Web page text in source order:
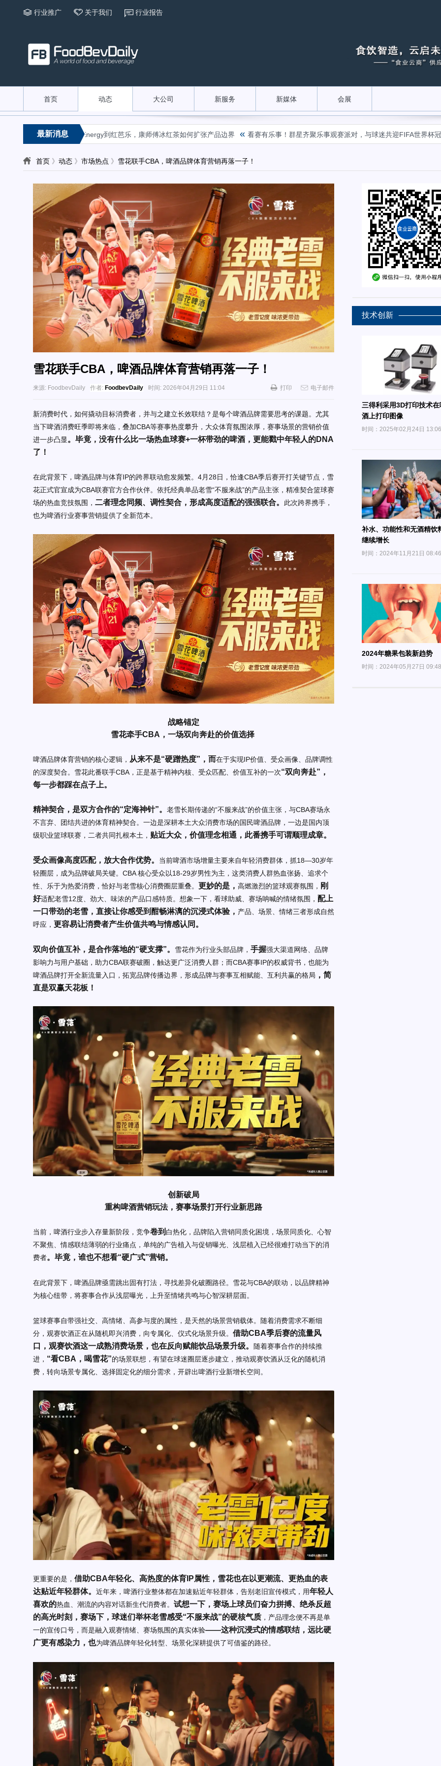
行业推广 关于我们 行业报告
首页 动态 大公司 新服务 新媒体 会展
最新消息
« 从Energy到红芭乐，康师傅冰红茶如何扩张产品边界 « 看赛有乐事！群星齐聚乐事观赛派对，与球迷共迎FIFA世界杯冠军时刻
首页 》 动态 》 市场热点 》 雪花联手CBA，啤酒品牌体育营销再落一子！
雪花联手CBA，啤酒品牌体育营销再落一子！
来源: FoodbevDaily 作者: FoodbevDaily 时间: 2026年04月29日 11:04 打印 电子邮件
新消费时代，如何撬动目标消费者，并与之建立长效联结？是每个啤酒品牌需要思考的课题。尤其
当下啤酒消费旺季即将来临，叠加CBA等赛事热度攀升，大众体育氛围浓厚，赛事场景的营销价值
进一步凸显。毕竟，没有什么比一场热血球赛+一杯带劲的啤酒，更能戳中年轻人的DNA
了！
在此背景下，啤酒品牌与体育IP的跨界联动愈发频繁。4月28日，恰逢CBA季后赛开打关键节点，雪
花正式官宣成为CBA联赛官方合作伙伴。依托经典单品老雪“不服来战”的产品主张，精准契合篮球赛
场的热血竞技氛围， 二者理念同频、调性契合，形成高度适配的强强联合。 此次跨界携手，
也为啤酒行业赛事营销提供了全新范本。
战略锚定
雪花牵手CBA，一场双向奔赴的价值选择
啤酒品牌体育营销的核心逻辑， 从来不是“硬蹭热度”，而在于实现IP价值、受众画像、品牌调性
的深度契合。雪花此番联手CBA，正是基于精神内核、受众匹配、价值互补的一次“双向奔赴”，
每一步都踩在点子上。
精神契合，是双方合作的“定海神针”。 老雪长期传递的“不服来战”的价值主张，与CBA赛场永
不言弃、团结共进的体育精神契合。一边是深耕本土大众消费市场的国民啤酒品牌，一边是国内顶
级职业篮球联赛，二者共同扎根本土， 贴近大众，价值理念相通，此番携手可谓顺理成章。
受众画像高度匹配，放大合作优势。 当前啤酒市场增量主要来自年轻消费群体，抓18—30岁年
轻圈层，成为品牌破局关键。CBA 核心受众以18-29岁男性为主，这类消费人群热血张扬、追求个
性、乐于为热爱消费，恰好与老雪核心消费圈层重叠。 更妙的是， 高燃激烈的篮球观赛氛围， 刚
好适配老雪12度、劲大、味浓的产品口感特质。想象一下，看球助威、赛场呐喊的情绪氛围， 配上
一口带劲的老雪，直接让你感受到酣畅淋漓的沉浸式体验， 产品、场景、情绪三者形成自然
呼应， 更容易让消费者产生价值共鸣与情感认同。
双向价值互补，是合作落地的“硬支撑”。 雪花作为行业头部品牌， 手握强大渠道网络、品牌
影响力与用户基础，助力CBA联赛破圈，触达更广泛消费人群；而CBA赛事IP的权威背书，也能为
啤酒品牌打开全新流量入口，拓宽品牌传播边界，形成品牌与赛事互相赋能、互利共赢的格局 ，简
直是双赢天花板！
创新破局
重构啤酒营销玩法，赛事场景打开行业新思路
当前，啤酒行业步入存量新阶段，竞争卷到 白热化，品牌陷入营销同质化困境，场景同质化、心智
不聚焦、情感联结薄弱的行业痛点，单纯的广告植入与促销曝光、浅层植入已经很难打动当下的消
费者。毕竟，谁也不想看“硬广式”营销。
在此背景下，啤酒品牌亟需跳出固有打法，寻找差异化破圈路径。雪花与CBA的联动，以品牌精神
为核心纽带，将赛事合作从浅层曝光，上升至情绪共鸣与心智深耕层面。
篮球赛事自带强社交、高情绪、高参与度的属性，是天然的场景营销载体。随着消费需求不断细
分，观赛饮酒正在从随机即兴消费，向专属化、仪式化场景升级。 借助CBA季后赛的流量风
口，观赛饮酒这一成熟消费场景，也在反向赋能饮品场景升级。 随着赛事合作的持续推
进， “看CBA，喝雪花”的场景联想，有望在球迷圈层逐步建立，推动观赛饮酒从泛化的随机消
费，转向场景专属化、选择固定化的细分需求，开辟出啤酒行业新增长空间。
更重要的是， 借助CBA年轻化、高热度的体育IP属性，雪花也在以更潮流、更热血的表
达贴近年轻群体。 近年来，啤酒行业整体都在加速贴近年轻群体，告别老旧宣传模式，用年轻人
喜欢的热血、潮流的内容对话新生代消费者。 试想一下，赛场上球员们奋力拼搏、绝杀反超
的高光时刻，赛场下，球迷们举杯老雪感受“不服来战”的硬核气质 ，产品理念便不再是单
一的宣传口号，而是融入观赛情绪、赛场氛围的真实体验——这种沉浸式的情感联结，远比硬
广更有感染力，也为啤酒品牌年轻化转型、场景化深耕提供了可借鉴的路径。
技术创新
三得利采用3D打印技术在
酒上打印图像
时间：2025年02月24日 13:06
补水、功能性和无酒精饮
继续增长
时间：2024年11月21日 08:46
2024年糖果包装新趋势
时间：2024年05月27日 09:48